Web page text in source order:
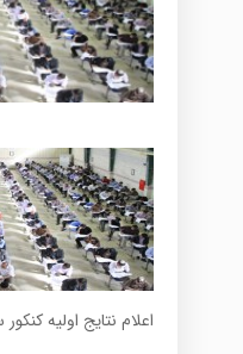
اعلام نتایج اولیه کنکور